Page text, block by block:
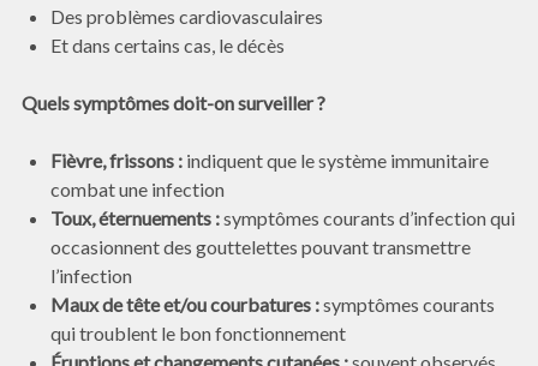
Des problèmes cardiovasculaires
Et dans certains cas, le décès
Quels symptômes doit-on surveiller ?
Fièvre, frissons : indiquent que le système immunitaire
combat une infection
Toux, éternuements :symptômes courants d’infection qui
occasionnent des gouttelettes pouvant transmettre
l’infection
Maux de tête et/ou courbatures :symptômes courants
qui troublent le bon fonctionnement